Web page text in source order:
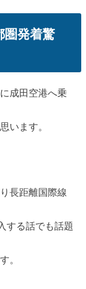
圏発着驚
成田空港へ乗
います。
長距離国際線
する話でも話題
。